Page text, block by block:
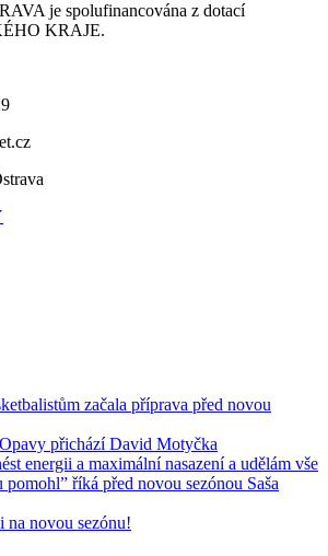
je spolufinancována z dotací
KRAJE.
začala příprava před novou
přichází David Motyčka
energii a maximální nasazení a udělám vše
pomohl” říká před novou sezónou Saša
na novou sezónu!